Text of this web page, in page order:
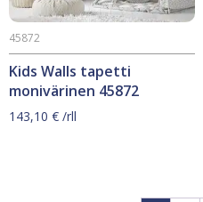
Kids Walls tapetti
monivärinen 45872
45872
143,10 € /rll